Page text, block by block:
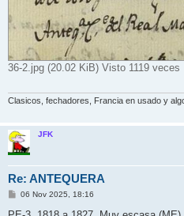
36-2.jpg (20.02 KiB) Visto 1119 veces
Clasicos, fechadores, Francia en usado y
JFK
Re: ANTEQUERA
M
n
06 Nov 2025, 18:16